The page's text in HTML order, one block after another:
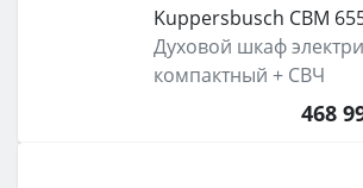
Kuppersbusch CBM
Духовой шкаф
компактный + СВЧ
468